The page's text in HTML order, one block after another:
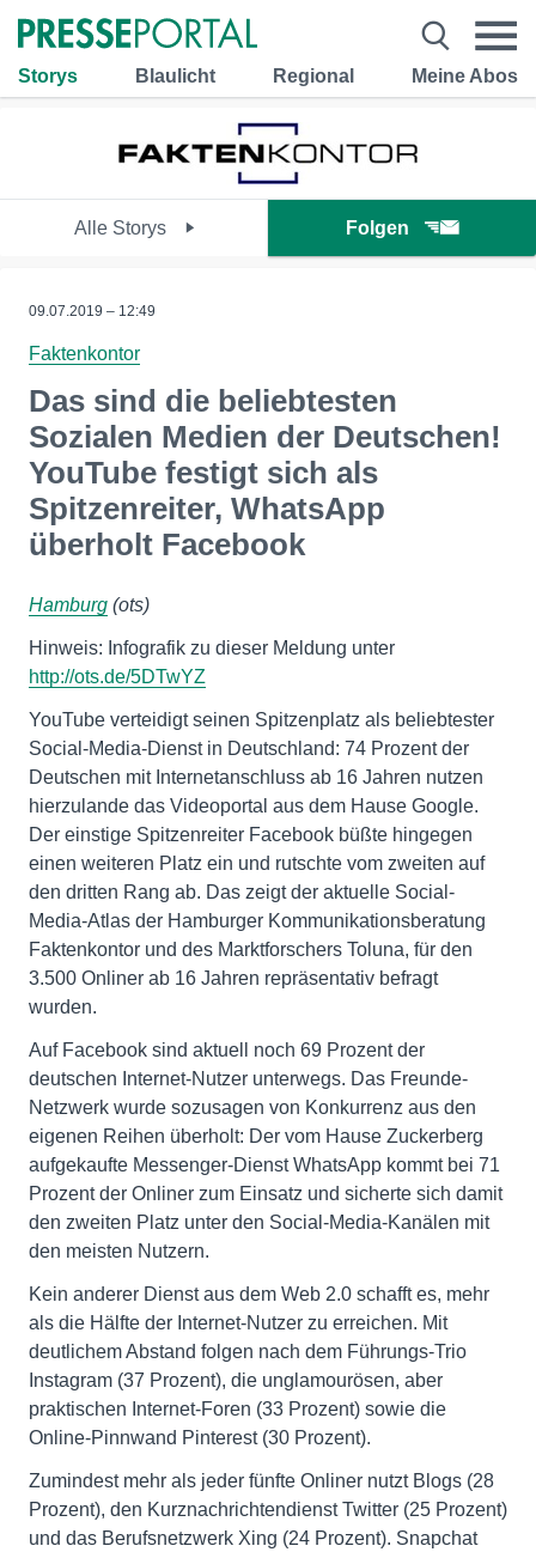
Storys Blaulicht Regional Meine Abos
Alle Storys Folgen
09.07.2019 – 12:49
Faktenkontor
Das sind die beliebtesten
Sozialen Medien der Deutschen!
YouTube festigt sich als
Spitzenreiter, WhatsApp
überholt Facebook
Hamburg (ots)
Hinweis: Infografik zu dieser Meldung unter
http://ots.de/5DTwYZ
YouTube verteidigt seinen Spitzenplatz als beliebtester
Social-Media-Dienst in Deutschland: 74 Prozent der
Deutschen mit Internetanschluss ab 16 Jahren nutzen
hierzulande das Videoportal aus dem Hause Google.
Der einstige Spitzenreiter Facebook büßte hingegen
einen weiteren Platz ein und rutschte vom zweiten auf
den dritten Rang ab. Das zeigt der aktuelle Social-
Media-Atlas der Hamburger Kommunikationsberatung
Faktenkontor und des Marktforschers Toluna, für den
3.500 Onliner ab 16 Jahren repräsentativ befragt
wurden.
Auf Facebook sind aktuell noch 69 Prozent der
deutschen Internet-Nutzer unterwegs. Das Freunde-
Netzwerk wurde sozusagen von Konkurrenz aus den
eigenen Reihen überholt: Der vom Hause Zuckerberg
aufgekaufte Messenger-Dienst WhatsApp kommt bei 71
Prozent der Onliner zum Einsatz und sicherte sich damit
den zweiten Platz unter den Social-Media-Kanälen mit
den meisten Nutzern.
Kein anderer Dienst aus dem Web 2.0 schafft es, mehr
als die Hälfte der Internet-Nutzer zu erreichen. Mit
deutlichem Abstand folgen nach dem Führungs-Trio
Instagram (37 Prozent), die unglamourösen, aber
praktischen Internet-Foren (33 Prozent) sowie die
Online-Pinnwand Pinterest (30 Prozent).
Zumindest mehr als jeder fünfte Onliner nutzt Blogs (28
Prozent), den Kurznachrichtendienst Twitter (25 Prozent)
und das Berufsnetzwerk Xing (24 Prozent). Snapchat